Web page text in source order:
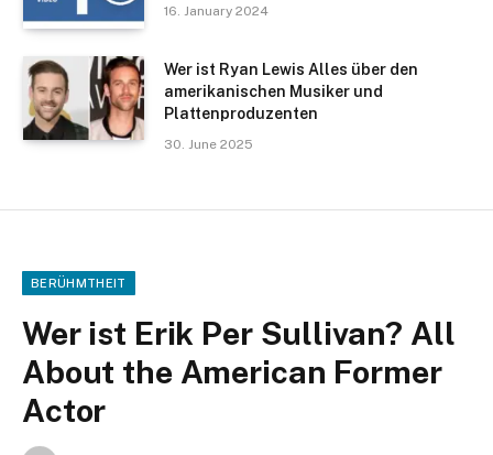
16. January 2024
Wer ist Ryan Lewis Alles über den
amerikanischen Musiker und
Plattenproduzenten
30. June 2025
BERÜHMTHEIT
Wer ist Erik Per Sullivan? All
About the American Former
Actor